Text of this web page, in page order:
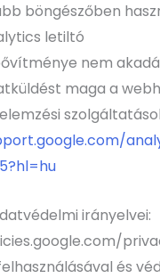
böngészőben
letiltó
nem
maga a
irányelvei:
és